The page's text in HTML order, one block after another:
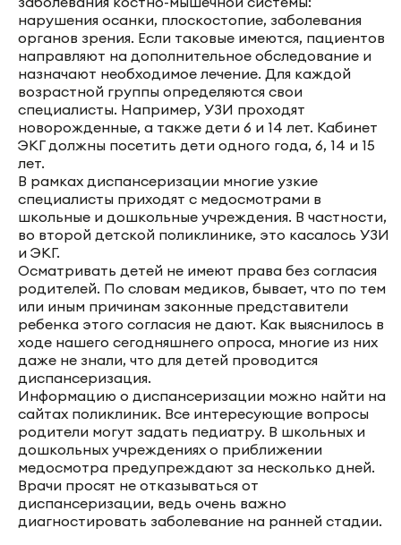
нарушения осанки, плоскостопие, заболевания
органов зрения. Если таковые имеются, пациентов
направляют на дополнительное обследование и
назначают необходимое лечение. Для каждой
возрастной группы определяются свои
специалисты. Например, УЗИ проходят
новорожденные, а также дети 6 и 14 лет. Кабинет
ЭКГ должны посетить дети одного года, 6, 14 и 15
лет.
В рамках диспансеризации многие узкие
специалисты приходят с медосмотрами в
школьные и дошкольные учреждения. В частности,
во второй детской поликлинике, это касалось УЗИ
и ЭКГ.
Осматривать детей не имеют права без согласия
родителей. По словам медиков, бывает, что по тем
или иным причинам законные представители
ребенка этого согласия не дают. Как выяснилось в
ходе нашего сегодняшнего опроса, многие из них
даже не знали, что для детей проводится
диспансеризация.
Информацию о диспансеризации можно найти на
сайтах поликлиник. Все интересующие вопросы
родители могут задать педиатру. В школьных и
дошкольных учреждениях о приближении
медосмотра предупреждают за несколько дней.
Врачи просят не отказываться от
диспансеризации, ведь очень важно
диагностировать заболевание на ранней стадии.